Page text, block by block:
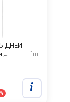
ДНЕЙ
1шт